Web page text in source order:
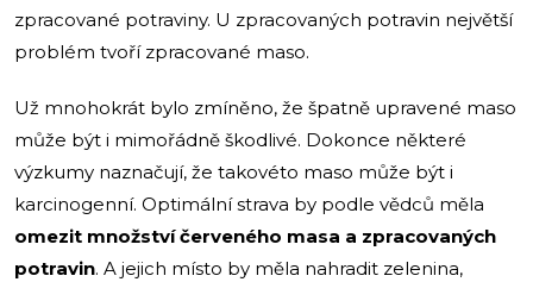
zpracované potraviny. U zpracovaných potravin největší
problém tvoří zpracované maso.
Už mnohokrát bylo zmíněno, že špatně upravené maso
může být i mimořádně škodlivé. Dokonce některé
výzkumy naznačují, že takovéto maso může být i
karcinogenní. Optimální strava by podle vědců měla
omezit množství červeného masa a zpracovaných
potravin. A jejich místo by měla nahradit zelenina,